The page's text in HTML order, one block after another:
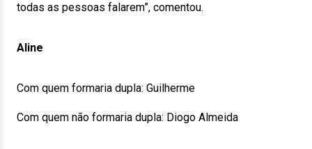
todas as pessoas falarem”, comentou.
Aline
Com quem formaria dupla: Guilherme
Com quem não formaria dupla: Diogo Almeida